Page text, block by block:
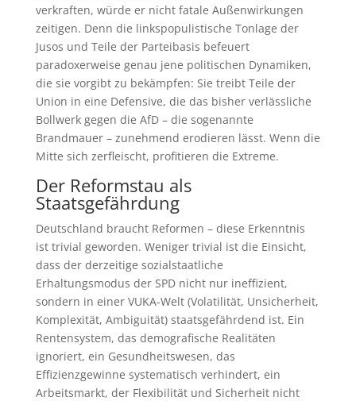
verkraften, würde er nicht fatale Außenwirkungen
zeitigen. Denn die linkspopulistische Tonlage der
Jusos und Teile der Parteibasis befeuert
paradoxerweise genau jene politischen Dynamiken,
die sie vorgibt zu bekämpfen: Sie treibt Teile der
Union in eine Defensive, die das bisher verlässliche
Bollwerk gegen die AfD – die sogenannte
Brandmauer – zunehmend erodieren lässt. Wenn die
Mitte sich zerfleischt, profitieren die Extreme.
Der Reformstau als
Staatsgefährdung
Deutschland braucht Reformen – diese Erkenntnis
ist trivial geworden. Weniger trivial ist die Einsicht,
dass der derzeitige sozialstaatliche
Erhaltungsmodus der SPD nicht nur ineffizient,
sondern in einer VUKA-Welt (Volatilität, Unsicherheit,
Komplexität, Ambiguität) staatsgefährdend ist. Ein
Rentensystem, das demografische Realitäten
ignoriert, ein Gesundheitswesen, das
Effizienzgewinne systematisch verhindert, ein
Arbeitsmarkt, der Flexibilität und Sicherheit nicht